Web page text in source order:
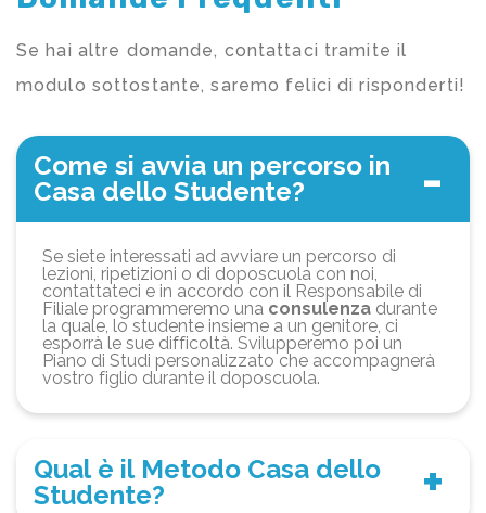
Se hai altre domande, contattaci tramite il
modulo sottostante, saremo felici di risponderti!
Come si avvia un percorso in
Casa dello Studente?
Se siete interessati ad avviare un percorso di
lezioni, ripetizioni o di doposcuola con noi,
contattateci e in accordo con il Responsabile di
Filiale programmeremo una consulenza durante
la quale, lo studente insieme a un genitore, ci
esporrà le sue difficoltà. Svilupperemo poi un
Piano di Studi personalizzato che accompagnerà
vostro figlio durante il doposcuola.
Qual è il Metodo Casa dello
Studente?